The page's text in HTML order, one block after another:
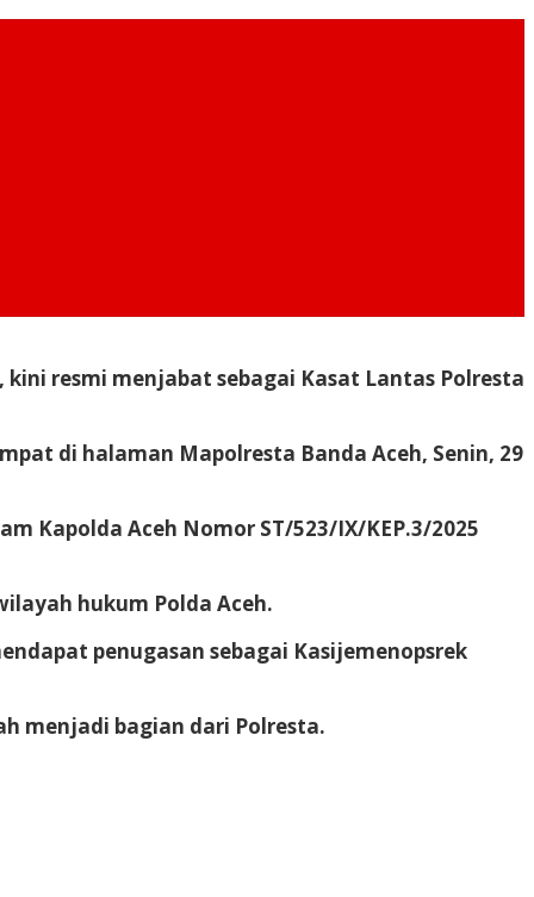
resmi menjabat sebagai Kasat Lantas Polresta
di halaman Mapolresta Banda Aceh, Senin, 29
Kapolda Aceh Nomor ST/523/IX/KEP.3/2025
hukum Polda Aceh.
penugasan sebagai Kasijemenopsrek
menjadi bagian dari Polresta.